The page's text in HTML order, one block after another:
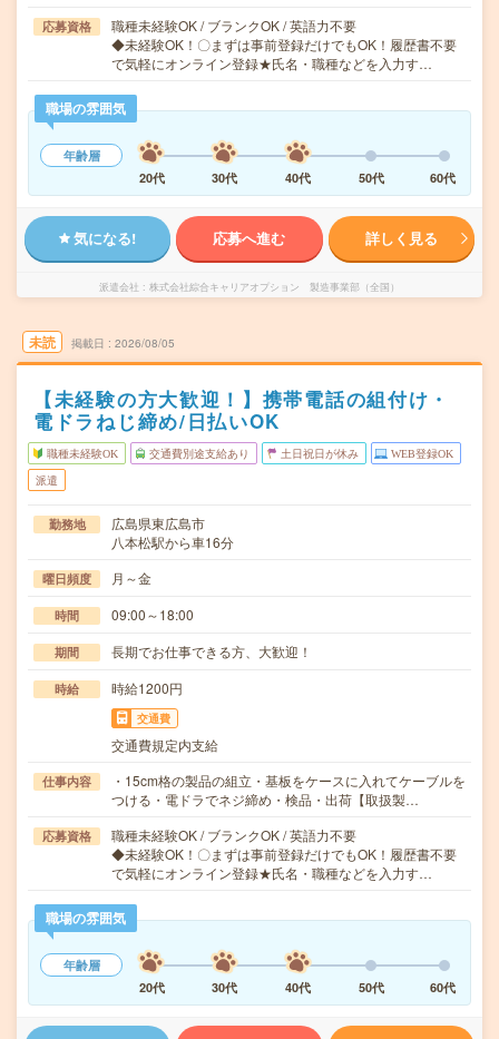
応募資格
職種未経験OK / ブランクOK / 英語力不要
◆未経験OK！〇まずは事前登録だけでもOK！履歴書不要
で気軽にオンライン登録★氏名・職種などを入力す…
職場の雰囲気
年齢層
20代
30代 40代 50代 60代
気になる! 応募へ進む 詳しく見る
派遣会社 株式会社綜合キャリアオプション 製造事業部（全国）
未読 掲載日 2026/08/05
【未経験の方大歓迎！】携帯電話の組付け・
電ドラねじ締め/日払いOK
職種未経験OK 交通費別途支給あり 土日祝日が休み WEB登録OK
派遣
勤務地
広島県東広島市
八本松駅から車16分
曜日頻度 月～金
時間 09:00～18:00
期間 長期でお仕事できる方、大歓迎！
時給 時給1200円
交通費
交通費規定内支給
仕事内容
・15cm格の製品の組立・基板をケースに入れてケーブルを
つける・電ドラでネジ締め・検品・出荷【取扱製…
応募資格
職種未経験OK / ブランクOK / 英語力不要
◆未経験OK！〇まずは事前登録だけでもOK！履歴書不要
で気軽にオンライン登録★氏名・職種などを入力す…
職場の雰囲気
年齢層
20代
30代 40代 50代 60代